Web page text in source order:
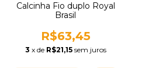
Calcinha Fio duplo Royal
Brasil
R$63,45
3 x de R$21,15 sem juros